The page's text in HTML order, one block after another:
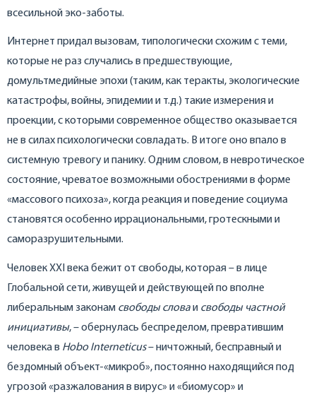
всесильной эко-заботы.
Интернет придал вызовам, типологически схожим с теми,
которые не раз случались в предшествующие,
домультмедийные эпохи (таким, как теракты, экологические
катастрофы, войны, эпидемии и т.д.) такие измерения и
проекции, с которыми современное общество оказывается
не в силах психологически совладать. В итоге оно впало в
системную тревогу и панику. Одним словом, в невротическое
состояние, чреватое возможными обострениями в форме
«массового психоза», когда реакция и поведение социума
становятся особенно иррациональными, гротескными и
саморазрушительными.
Человек XXI века бежит от свободы, которая – в лице
Глобальной сети, живущей и действующей по вполне
либеральным законам свободы словаи свободы частной
инициативы, – обернулась беспределом, превратившим
человека в Hobo Interneticus– ничтожный, бесправный и
бездомный объект-«микроб», постоянно находящийся под
угрозой «разжалования в вирус» и «биомусор» и